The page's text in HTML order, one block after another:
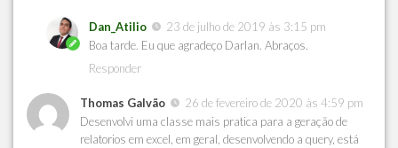
Dan_Atilio
23 de julho de 2019 às 3:15 pm
Boa tarde. Eu que agradeço Darlan. Abraços.
Responder
Thomas Galvão
26 de fevereiro de 2020 às 4:59 pm
Desenvolvi uma classe mais pratica para a geração de
relatorios em excel, em geral, desenvolvendo a query, está